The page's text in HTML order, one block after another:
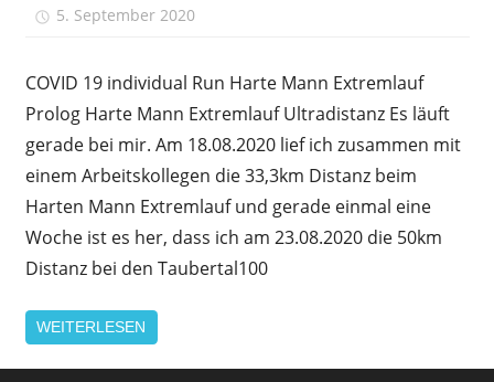
5. September 2020
COVID 19 individual Run Harte Mann Extremlauf
Prolog Harte Mann Extremlauf Ultradistanz Es läuft
gerade bei mir. Am 18.08.2020 lief ich zusammen mit
einem Arbeitskollegen die 33,3km Distanz beim
Harten Mann Extremlauf und gerade einmal eine
Woche ist es her, dass ich am 23.08.2020 die 50km
Distanz bei den Taubertal100
WEITERLESEN